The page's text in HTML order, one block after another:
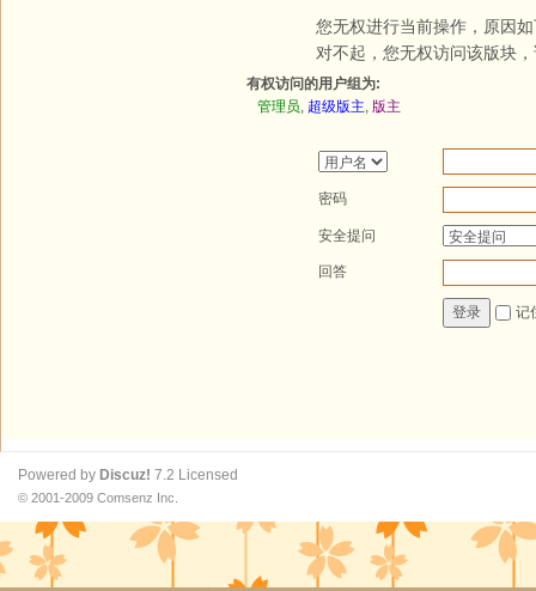
您无权进行当前操作，原因
对不起，您无权访问该版块
有权访问的用户组为:
管理员, 超级版主, 版主
密码
安全提问
回答
登录 记
Powered by Discuz! 7.2 Licensed
© 2001-2009 Comsenz Inc.